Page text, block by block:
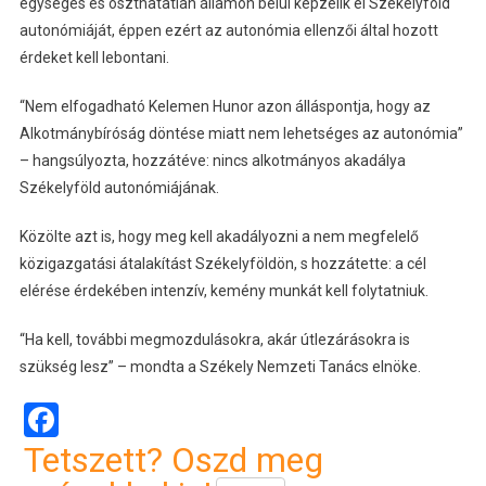
autonómiáját, éppen ezért az autonómia ellenzői által hozott
érdeket kell lebontani.
“Nem elfogadható Kelemen Hunor azon álláspontja, hogy az
Alkotmánybíróság döntése miatt nem lehetséges az autonómia”
– hangsúlyozta, hozzátéve: nincs alkotmányos akadálya
Székelyföld autonómiájának.
Közölte azt is, hogy meg kell akadályozni a nem megfelelő
közigazgatási átalakítást Székelyföldön, s hozzátette: a cél
elérése érdekében intenzív, kemény munkát kell folytatniuk.
“Ha kell, további megmozdulásokra, akár útlezárásokra is
szükség lesz” – mondta a Székely Nemzeti Tanács elnöke.
Facebook
Tetszett? Oszd meg